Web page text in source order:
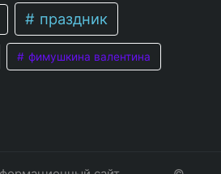
праздник
фимушкина валентина